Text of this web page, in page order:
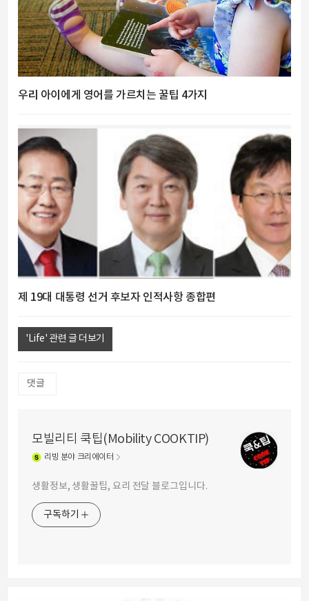
우리 아이에게 영어를 가르치는 꿀팁 4가지
제 19대 대통령 선거 후보자 인적사항 종합편
'Life' 관련 글 더보기
댓글
모빌리티 쿡팁(Mobility COOKTIP)
리빙 분야 크리에이터
생활정보, 생활꿀팁, 요리 전달 블로그입니다.
구독하기